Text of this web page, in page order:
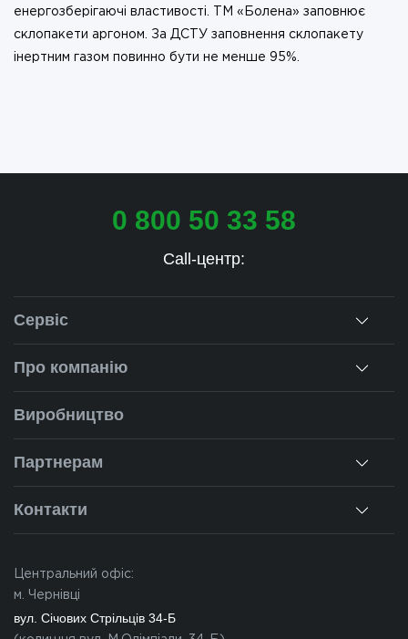
енергозберігаючі властивості. ТМ «Болена» заповнює
склопакети аргоном. За ДСТУ заповнення склопакету
інертним газом повинно бути не менше 95%.
0 800 50 33 58
Call-центр:
Сервіс
Консультація
Заміри
Монтаж
Ремонт вікон
Про компанію
Про нас
Наша історія
Наші об'єкти
Новини
Виробництво
Партнерам
Для дилерів
Для партнерів
Контакти
Івано-Франківськ
Львів
Центральний офіс:
м. Чернівці
вул. Січових Стрільців 34-Б